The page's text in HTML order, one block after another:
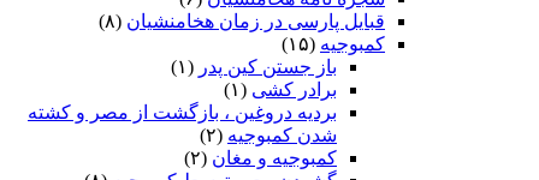
قبایل پارسی در زمان هخامنشیان (۸)
کمبوجیه (۱۵)
باز جستن کین پدر (۱)
برادر کشی (۱)
بردیه دروغین ، بازگشت از مصر و کشته
شدن کمبوجیه (۲)
کمبوجیه و مغان (۲)